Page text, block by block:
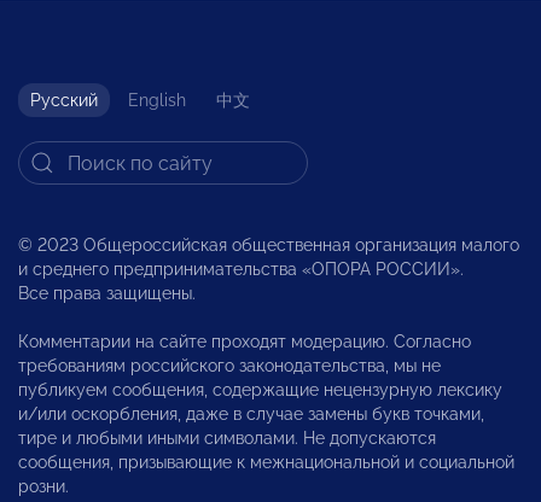
Русский English 中文
© 2023 Общероссийская общественная организация малого
и среднего предпринимательства «ОПОРА РОССИИ».
Все права защищены.
Комментарии на сайте проходят модерацию. Согласно
требованиям российского законодательства, мы не
публикуем сообщения, содержащие нецензурную лексику
и/или оскорбления, даже в случае замены букв точками,
тире и любыми иными символами. Не допускаются
сообщения, призывающие к межнациональной и социальной
розни.